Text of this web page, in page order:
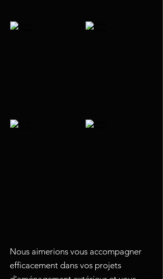
Nous aimerions vous accompagner
efficacement dans vos projets